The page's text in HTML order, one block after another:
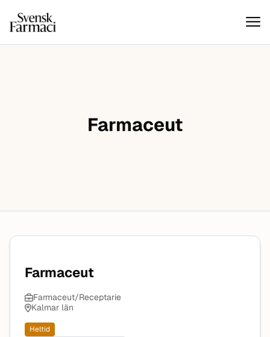
Hoppa till innehåll
Svensk farmaci
Farmaceut
Farmaceut
Farmaceut/Receptarie
Kalmar län
Heltid